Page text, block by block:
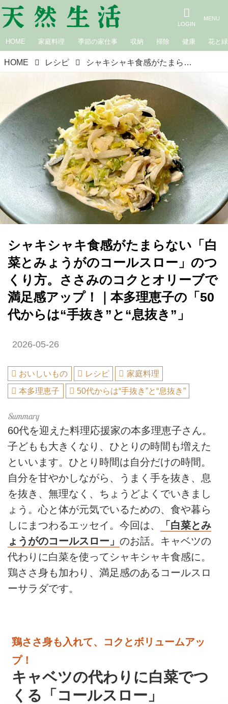
HOME 家庭料理 季節の家仕事 収納 掃除 健康 花と緑
HOME レシピ シャキシャキ食感がたまらない「白菜とみょうがのコールスロー」のつくり方。ささみのコクとオリーブで満足感アップ！｜本多理恵子の「50代からは“手抜き”と“息抜き”」
シャキシャキ食感がたまらない「白
菜とみょうがのコールスロー」のつ
くり方。ささみのコクとオリーブで
満足感アップ！｜本多理恵子の「50
代からは“手抜き”と“息抜き”」
2026-05-26
おいしいもの レシピ
家庭料理
本多理恵子
50代からは“手抜き”と“息抜き”
60代を迎えた料理応援家の本多理恵子さん。
子どもも大きくなり、ひとりの時間も増えた
といいます。ひとり時間は自分だけの時間。
自分を甘やかしながら、うまく手を抜き、息
を抜き、無理なく、ちょうどよくでいきまし
ょう。心と体が元気でいるための、食や暮ら
しにまつわるエッセイ。今回は、
「白菜とみ
ょうがのコールスロー」 のお話。キャベツの
代わりに白菜を使ってシャキシャキ食感に。
鶏ささ身も加わり、満足感のあるコールスロ
ーサラダです。
鶏ささ身も入れて、コクとボリュームアッ
プ！
キャベツの代わりに白菜でつ
くる「コールスロー」